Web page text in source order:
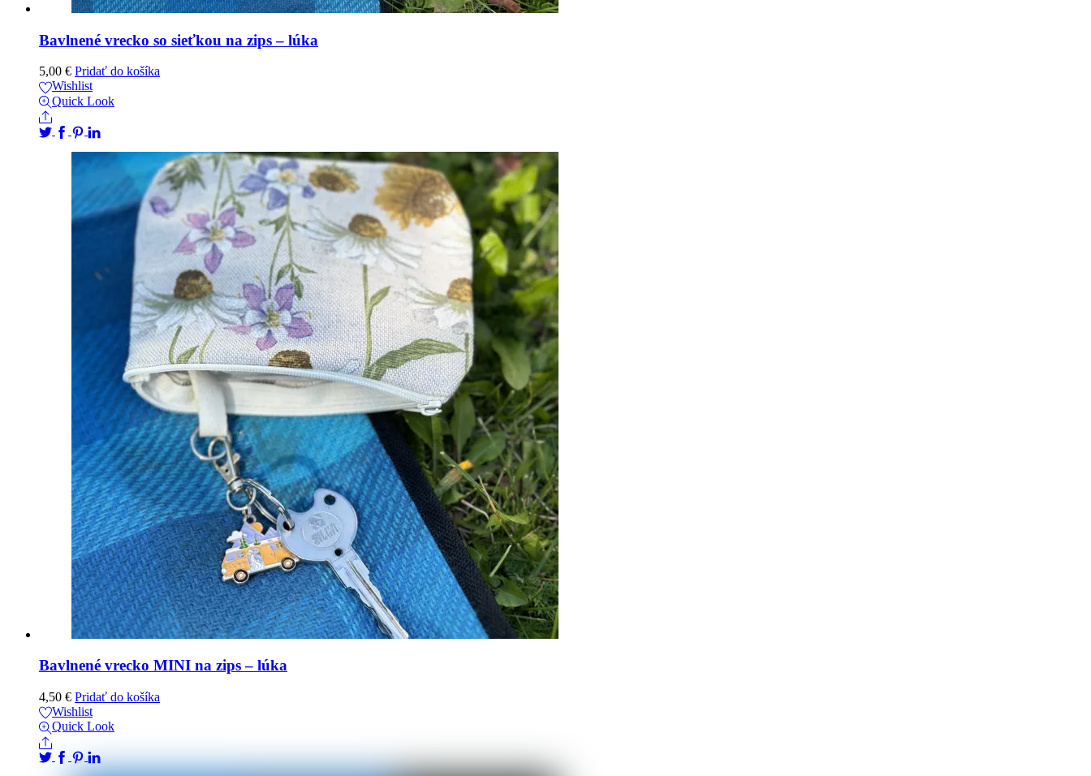
Bavlnené vrecko so sieťkou na zips – lúka
5,00 € Pridať do košíka
Wishlist
Quick Look
Share
Bavlnené vrecko MINI na zips – lúka
4,50 € Pridať do košíka
Wishlist
Quick Look
Share